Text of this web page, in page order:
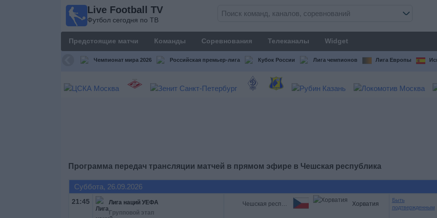
Live Football TV
Футбол сегодня по ТВ
Предстоящие матчи Команды Соревнования Телеканалы Widget
Чемпионат мира 2026 Российская премьер-лига Кубок России Лига чемпионов Лига Европы
Программа передач трансляции матчей в прямом эфире в Чешская республика
Суббота, 26.09.2026
21:45
Лига наций УЕФА
Групповой этап
Чешская республика Хорватия
Быть
подтвержденным